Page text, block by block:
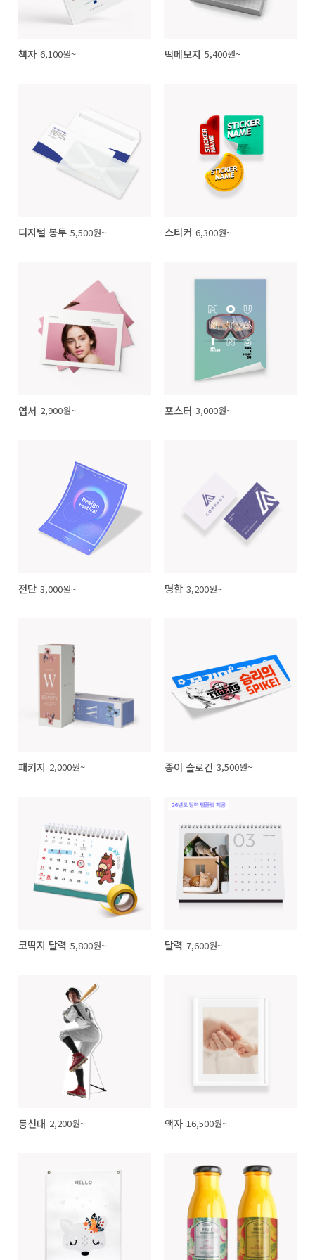
책자 6,100원~ 떡메모지 5,400원~
디지털 봉투 5,500원~ 스티커 6,300원~
엽서 2,900원~ 포스터 3,000원~
전단 3,000원~ 명함 3,200원~
패키지 2,000원~ 종이 슬로건 3,500원~
코딱지 달력 5,800원~ 달력 7,600원~
등신대 2,200원~ 액자 16,500원~